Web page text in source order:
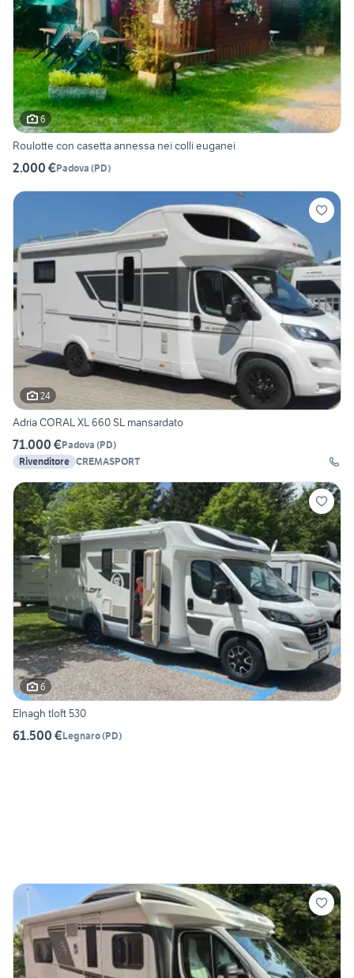
6
Roulotte con casetta annessa nei colli euganei
2.000 €Padova (PD)
24
Adria CORAL XL 660 SL mansardato
71.000 €Padova (PD)
Rivenditore CREMASPORT
6
Elnagh tloft 530
61.500 €Legnaro(PD)